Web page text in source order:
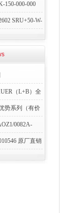
150-000-000
SRU+50-W-
（L+B）全
势系列（有价
0082A-
原厂直销